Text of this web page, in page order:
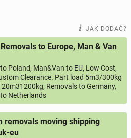
JAK DODAĆ?
to Europe, Man & Van
Poland, Man&Van to EU, Low Cost,
Clearance. Part load 5m3/300kg
20m31200kg, Removals to Germany,
Netherlands
removals moving shipping
eu